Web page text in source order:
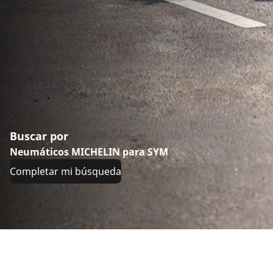
Buscar por
Neumáticos MICHELIN para SYM
Completar mi búsqueda